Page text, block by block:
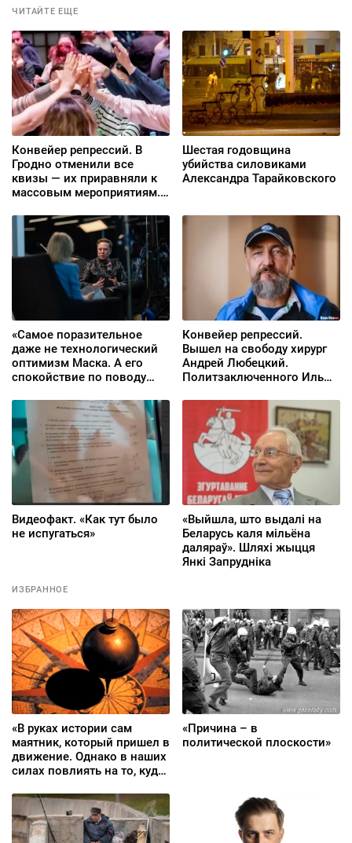
ЧИТАЙТЕ ЕЩЕ
Конвейер репрессий. В
Гродно отменили все
квизы — их приравняли к
массовым мероприятиям.
поддельный бот службы
эвакуации BYSOL
Шестая годовщина
убийства силовиками
Александра Тарайковского
«Самое поразительное
даже не технологический
оптимизм Маска. А его
спокойствие по поводу
контроля»
Конвейер репрессий.
Вышел на свободу хирург
Андрей Любецкий.
Политзаключенного Илью
ШИЗО
Видеофакт. «Как тут было
не испугаться»
«Выйшла, што выдалі на
Беларусь каля мільёна
даляраў». Шляхі жыцця
Янкі Запрудніка
ИЗБРАННОЕ
«В руках истории сам
маятник, который пришел в
движение. Однако в наших
силах повлиять на то, куда
качнется»
«Причина – в
политической плоскости»